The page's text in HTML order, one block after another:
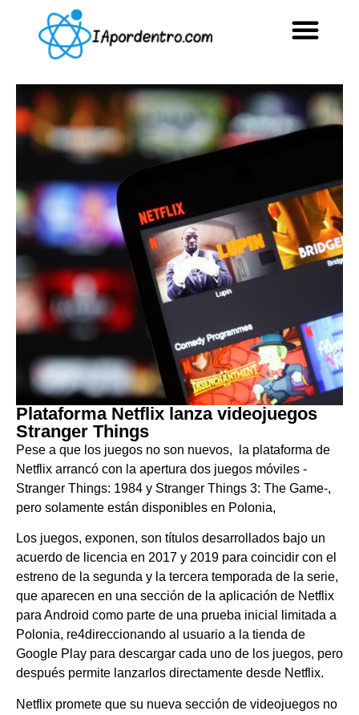
Plataforma Netflix lanza videojuegos
Stranger Things
Pese a que los juegos no son nuevos, la plataforma de
Netflix arrancó con la apertura dos juegos móviles -
Stranger Things: 1984 y Stranger Things 3: The Game-,
pero solamente están disponibles en Polonia,
Los juegos, exponen, son títulos desarrollados bajo un
acuerdo de licencia en 2017 y 2019 para coincidir con el
estreno de la segunda y la tercera temporada de la serie,
que aparecen en una sección de la aplicación de Netflix
para Android como parte de una prueba inicial limitada a
Polonia, re4direccionando al usuario a la tienda de
Google Play para descargar cada uno de los juegos, pero
después permite lanzarlos directamente desde Netflix.
Netflix promete que su nueva sección de videojuegos no